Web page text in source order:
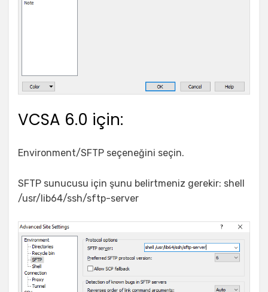
VCSA 6.0 için:
Environment/SFTP seçeneğini seçin.
SFTP sunucusu için şunu belirtmeniz gerekir: shell
/usr/lib64/ssh/sftp-server